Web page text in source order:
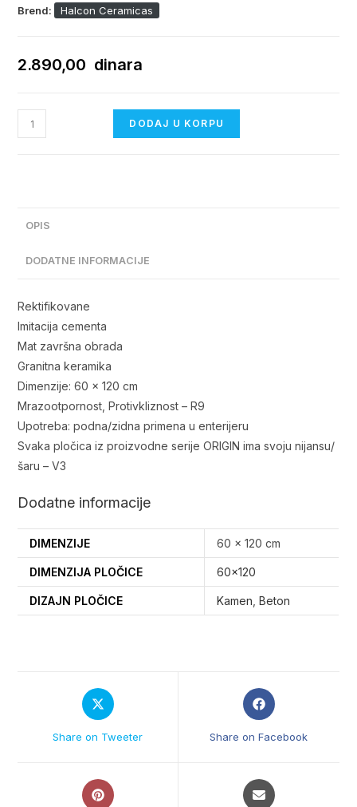
Brend:
Halcon Ceramicas
2.890,00 dinara
ORIGIN
ACERO
DODAJ U KORPU
OPIS
DODATNE INFORMACIJE
Rektifikovane
Imitacija cementa
Mat završna obrada
Granitna keramika
Dimenzije: 60 x 120 cm
Mrazootpornost, Protivkliznost – R9
Upotreba: podna/zidna primena u enterijeru
Svaka pločica iz proizvodne serije ORIGIN ima svoju nijansu/
šaru – V3
Dodatne informacije
DIMENZIJE 60 × 120 cm
DIMENZIJA PLOČICE 60×120
DIZAJN PLOČICE Kamen ,Beton
Opens
in
Share on Tweeter
Opens
in
Share on Facebook
Opens
in
Opens
in